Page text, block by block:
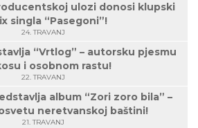
ulozi donosi klupski
singla “Pasegoni”!
24. TRAVANJ
“Vrtlog” – autorsku pjesmu
i osobnom rastu!
22. TRAVANJ
album “Zori zoro bila” –
neretvanskoj baštini!
21. TRAVANJ